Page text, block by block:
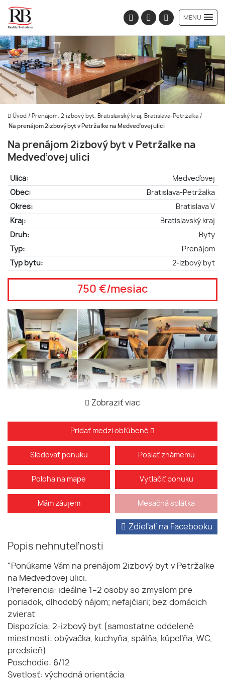
MENU
Úvod / Prenájom, 2 izbový byt, Bratislavský kraj, Bratislava-Petržalka /
Na prenájom 2izbový byt v Petržalke na Medveďovej ulici
Na prenájom 2izbový byt v Petržalke na
Medveďovej ulici
Ulica:
Medveďovej
Obec:
Bratislava-Petržalka
Okres:
Bratislava V
Kraj:
Bratislavský kraj
Druh:
Byty
Typ:
Prenájom
Typ bytu:
2-izbový byt
750 €/mesiac
Zobraziť viac
Pridať medzi obľúbené
Sledovať ponuku Poslať známemu
Poloha na mape Vytlačiť ponuku
Mám záujem Mesačná splátka
Popis nehnuteľnosti
Zdieľať na Facebooku
"Ponúkame Vám na prenájom 2izbový byt v Petržalke
na Medveďovej ulici.
Preferencia: ideálne 1–2 osoby so zmyslom pre
poriadok, dlhodobý nájom; nefajčiari; bez domácich
zvierat
Dispozícia: 2-izbový byt (samostatne oddelené
miestnosti: obývačka, kuchyňa, spálňa, kúpeľňa, WC,
predsieň)
Poschodie: 6/12
Svetlosť: východná orientácia